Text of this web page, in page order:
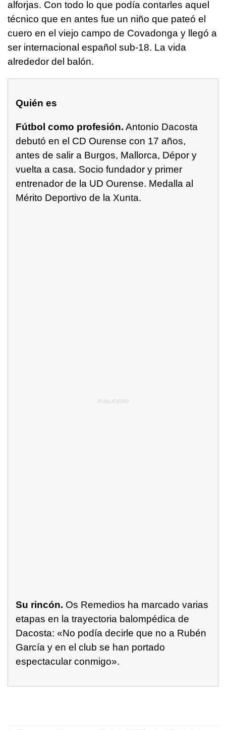
alforjas. Con todo lo que podía contarles aquel
técnico que en antes fue un niño que pateó el
cuero en el viejo campo de Covadonga y llegó a
ser internacional español sub-18. La vida
alrededor del balón.
Quién es
Fútbol como profesión. Antonio Dacosta
debutó en el CD Ourense con 17 años,
antes de salir a Burgos, Mallorca, Dépor y
vuelta a casa. Socio fundador y primer
entrenador de la UD Ourense. Medalla al
Mérito Deportivo de la Xunta.
Su rincón. Os Remedios ha marcado varias
etapas en la trayectoria balompédica de
Dacosta: «No podía decirle que no a Rubén
García y en el club se han portado
espectacular conmigo».